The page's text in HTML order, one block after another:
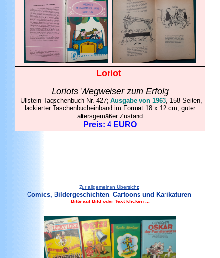
Loriot
Loriots Wegweiser zum Erfolg
Ullstein Taqschenbuch Nr. 427; Ausgabe von 1963, 158 Seiten,
lackierter Taschenbucheinband im Format 18 x 12 cm; guter
altersgemäßer Zustand
Preis: 4 EURO
Zur allgemeinen Übersicht:
Comics, Bildergeschichten, Cartoons und Karikaturen
Bitte auf Bild oder Text klicken ...